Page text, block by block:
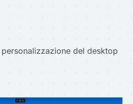
del desktop